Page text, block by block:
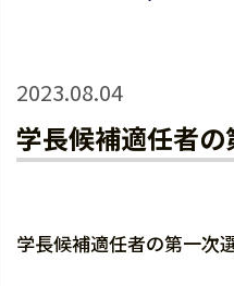
2023.08.04
学長候補適任者
学長候補適任者の第一次